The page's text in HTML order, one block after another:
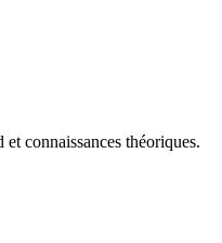
connaissances théoriques.